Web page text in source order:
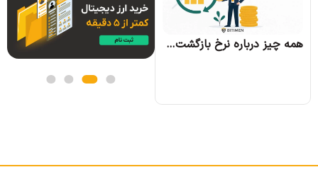
همه چیز درباره نرخ بازگشت سرمایه و نحوه محاسبه آن